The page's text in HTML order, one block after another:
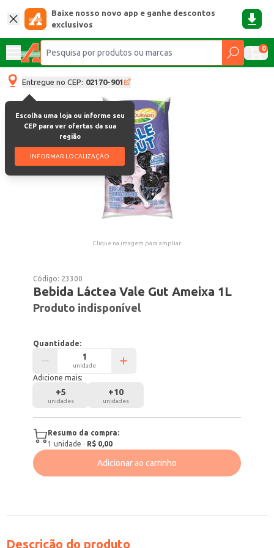
Baixe nosso novo app e ganhe descontos
exclusivos
0
Entregue no CEP: 02170-901
Escolha uma loja ou informe seu
CEP para ver ofertas da sua
região
INFORMAR LOCALIZAÇÃO
Clique na imagem para ampliar.
Código: 23300
Bebida Láctea Vale Gut Ameixa 1L
Produto indisponível
Quantidade:
unidade
Adicione mais:
+5
unidades
+10
unidades
Resumo da compra:
1 unidade · R$ 0,00
Adicionar ao carrinho
Descrição do produto